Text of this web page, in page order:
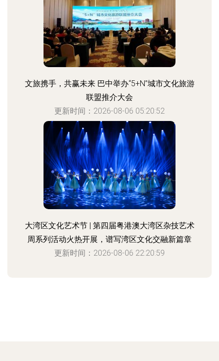
文旅携手，共赢未来 巴中举办“5+N”城市文化旅游
联盟推介大会
更新时间：2026-08-06 05:20:52
大湾区文化艺术节 | 第四届粤港澳大湾区杂技艺术
周系列活动火热开展，谱写湾区文化交融新篇章
更新时间：2026-08-06 22:20:59